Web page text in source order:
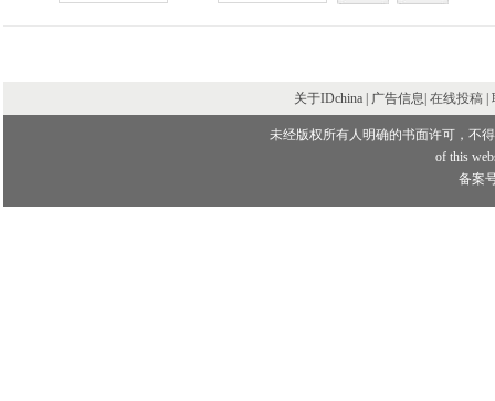
关于IDchina | 广告信息| 在线投稿
未经版权所有人明确的书面许可，不
of this
备案